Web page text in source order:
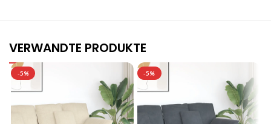
VERWANDTE PRODUKTE
-5% -5%